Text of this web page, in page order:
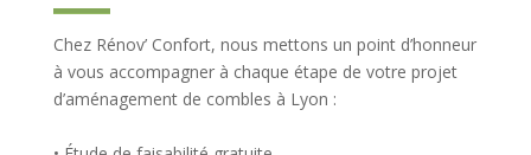
Chez Rénov’ Confort, nous mettons un point d’honneur
à vous accompagner à chaque étape de votre projet
d’aménagement de combles à Lyon :